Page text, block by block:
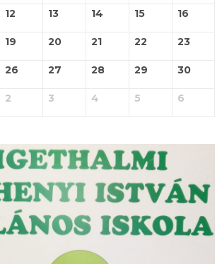
12 13 14 15 16
19 20 21 22 23
26 27 28 29 30
2 3 4 5 6